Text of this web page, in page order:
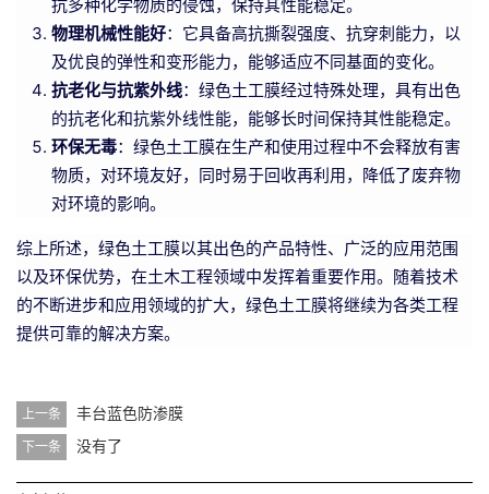
抗多种化学物质的侵蚀，保持其性能稳定。
物理机械性能好：它具备高抗撕裂强度、抗穿刺能力，以
及优良的弹性和变形能力，能够适应不同基面的变化。
抗老化与抗紫外线：绿色土工膜经过特殊处理，具有出色
的抗老化和抗紫外线性能，能够长时间保持其性能稳定。
环保无毒：绿色土工膜在生产和使用过程中不会释放有害
物质，对环境友好，同时易于回收再利用，降低了废弃物
对环境的影响。
综上所述，绿色土工膜以其出色的产品特性、广泛的应用范围
以及环保优势，在土木工程领域中发挥着重要作用。随着技术
的不断进步和应用领域的扩大，绿色土工膜将继续为各类工程
提供可靠的解决方案。
上一条 丰台蓝色防渗膜
下一条 没有了